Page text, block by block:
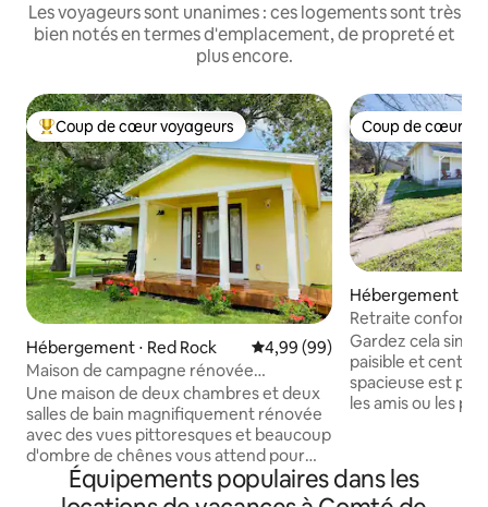
Les voyageurs sont unanimes : ces logements sont très
bien notés en termes d'emplacement, de propreté et
plus encore.
Coups de cœur voyageurs les plus appréciés
Coup de cœur voyageurs
Hébergement ⋅ Red Rock Évaluation moyenne sur la
4,99 (99)
Maison de campagne rénovée
ombragée par des chênes géants
Une maison de deux chambres et deux
salles de bain magnifiquement rénovée
avec des vues pittoresques et beaucoup
d'ombre de chênes vous attend pour
votre escapade à la campagne. 🌳
Remarque spéciale avant de choisir de
Coup de cœur
Coup de cœur
Hébergement ⋅
Retraite
Animaux
Gardez cela
paisible et
spacieuse est
les amis ou les
Profitez du
communauté et
Équipements populaires dans les